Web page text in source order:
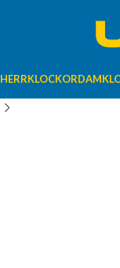
HERRKLOCKOR